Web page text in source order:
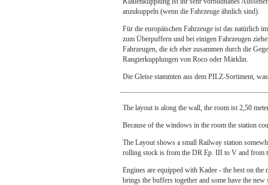
anzukuppeln (wenn die Fahrzeuge ähnlich sind).
Für die europäischen Fahrzeuge ist das natürlich
zum Überpuffern und bei einigen Fahrzeugen
Fahrzeugen, die ich eher zusammen durch die
Rangierkupplungen von Roco oder Märklin.
Die Gleise stammten aus dem PILZ-Sortiment,
The layout is along the wall, the room ist 2,50
Because of the windows in the room the station
The Layout shows a small Railway station
rolling stock is from the DR Ep. III to V and from
Engines are equipped with Kadee - the best on
brings the buffers together and some have the